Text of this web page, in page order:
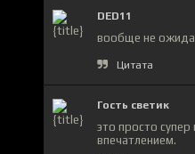
DED11
вообще не
Цитата
Гость светик
это просто супер
впечатлением.